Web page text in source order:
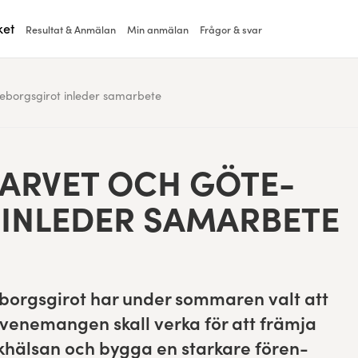
Resultat & Anmälan Min anmälan Frågor & svar
inleder samarbete
OCH GÖTE­
SAMARBETE
har under som­maren valt att
skall ver­ka för att främ­ja
och byg­ga en starkare fören­